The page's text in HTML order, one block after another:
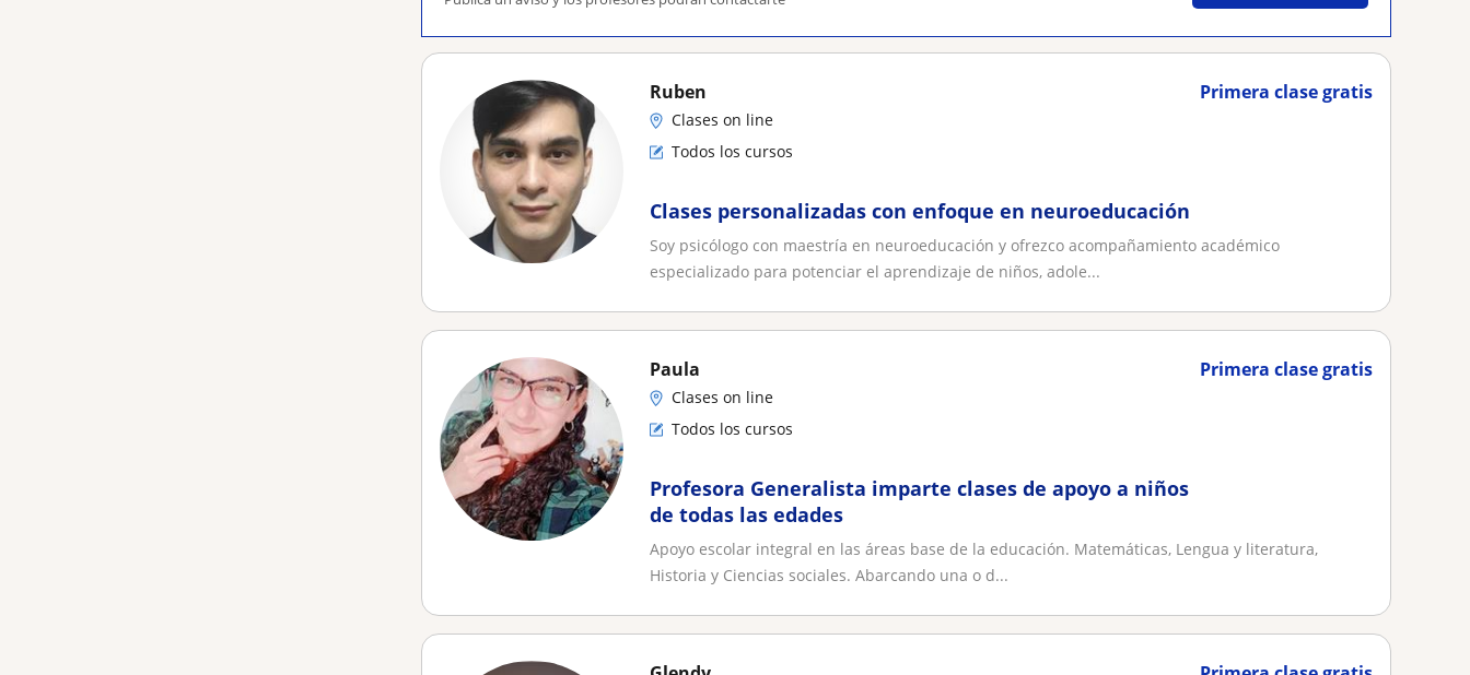
Primera clase gratis
Ruben
Clases on line
Todos los cursos
Clases personalizadas con enfoque en neuroeducación
Soy psicólogo con maestría en neuroeducación y ofrezco acompañamiento académico
especializado para potenciar el aprendizaje de niños, adole...
Primera clase gratis
Paula
Clases on line
Todos los cursos
Profesora Generalista imparte clases de apoyo a niños
de todas las edades
Apoyo escolar integral en las áreas base de la educación. Matemáticas, Lengua y literatura,
Historia y Ciencias sociales. Abarcando una o d...